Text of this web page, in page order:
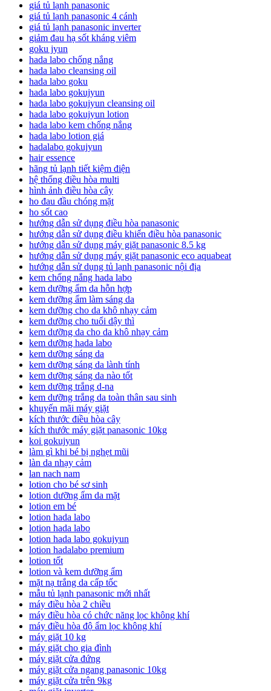
giá tủ lạnh panasonic
giá tủ lạnh panasonic 4 cánh
giá tủ lạnh panasonic inverter
giảm đau hạ sốt kháng viêm
goku jyun
hada labo chống nắng
hada labo cleansing oil
hada labo goku
hada labo gokujyun
hada labo gokujyun cleansing oil
hada labo gokujyun lotion
hada labo kem chống nắng
hada labo lotion giá
hadalabo gokujyun
hair essence
hãng tủ lạnh tiết kiệm điện
hệ thống điều hòa multi
hình ảnh điều hòa cây
ho đau đầu chóng mặt
ho sốt cao
hướng dẫn sử dụng điều hòa panasonic
hướng dẫn sử dụng điều khiển điều hòa panasonic
hướng dẫn sử dụng máy giặt panasonic 8.5 kg
hướng dẫn sử dụng máy giặt panasonic eco aquabeat
hướng dẫn sử dụng tủ lạnh panasonic nội địa
kem chống nắng hada labo
kem dưỡng ẩm da hỗn hợp
kem dưỡng ẩm làm sáng da
kem dưỡng cho da khô nhạy cảm
kem dưỡng cho tuổi dậy thì
kem dưỡng da cho da khô nhạy cảm
kem dưỡng hada labo
kem dưỡng sáng da
kem dưỡng sáng da lành tính
kem dưỡng sáng da nào tốt
kem dưỡng trắng d-na
kem dưỡng trắng da toàn thân sau sinh
khuyến mãi máy giặt
kích thước điều hòa cây
kích thước máy giặt panasonic 10kg
koi gokujyun
làm gì khi bé bị nghẹt mũi
làn da nhạy cảm
lan nach nam
lotion cho bé sơ sinh
lotion dưỡng ẩm da mặt
lotion em bé
lotion hada labo
lotion hada labo
lotion hada labo gokujyun
lotion hadalabo premium
lotion tốt
lotion và kem dưỡng ẩm
mặt nạ trắng da cấp tốc
mẫu tủ lạnh panasonic mới nhất
máy điều hòa 2 chiều
máy điều hòa có chức năng lọc không khí
máy điều hòa độ ẩm lọc không khí
máy giặt 10 kg
máy giặt cho gia đình
máy giặt cửa đứng
máy giặt cửa ngang panasonic 10kg
máy giặt cửa trên 9kg